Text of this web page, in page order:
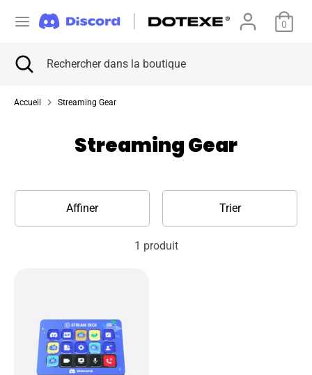
0
D
e
e
États-Unis (USD $)
RechercheRechercher
la
RechercheRechercher
boutique
Fermer
la
Accueil Streaming Gear
Streaming Gear
Affiner Trier
1 produit